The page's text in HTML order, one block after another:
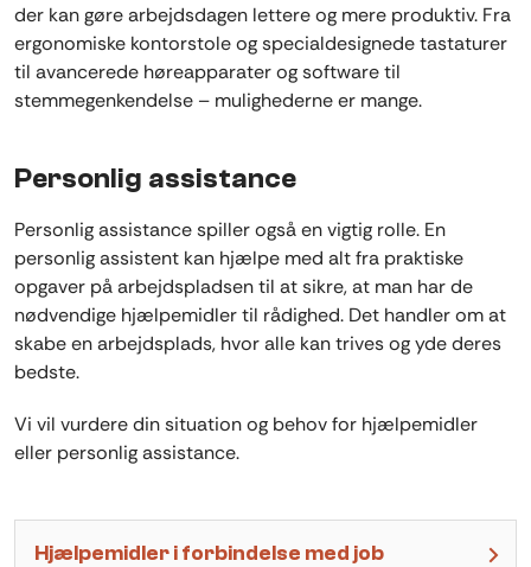
der kan gøre arbejdsdagen lettere og mere produktiv. Fra
ergonomiske kontorstole og specialdesignede tastaturer
til avancerede høreapparater og software til
stemmegenkendelse – mulighederne er mange.
Personlig assistance
Personlig assistance spiller også en vigtig rolle. En
personlig assistent kan hjælpe med alt fra praktiske
opgaver på arbejdspladsen til at sikre, at man har de
nødvendige hjælpemidler til rådighed. Det handler om at
skabe en arbejdsplads, hvor alle kan trives og yde deres
bedste.
Vi vil vurdere din situation og behov for hjælpemidler
eller personlig assistance.
Hjælpemidler i forbindelse med job